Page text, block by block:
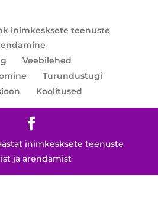
inimkesksete teenuste
Veebilehed
Turundustugi
Koolitused
aastat inimkesksete teenuste
ja arendamist